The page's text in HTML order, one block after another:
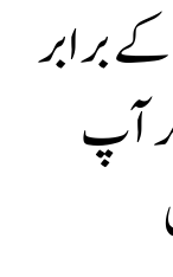
برابر
آپ